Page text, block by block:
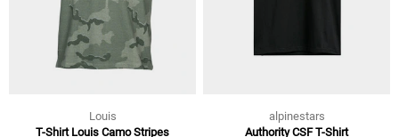
Louis
T-Shirt Louis Camo Stripes
alpinestars
Authority CSF T-Shirt